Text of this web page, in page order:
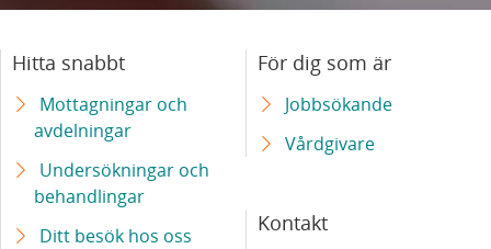
Hitta snabbt
Mottagningar och
avdelningar
Undersökningar och
behandlingar
Ditt besök hos oss
För dig som är
Jobbsökande
Vårdgivare
Kontakt